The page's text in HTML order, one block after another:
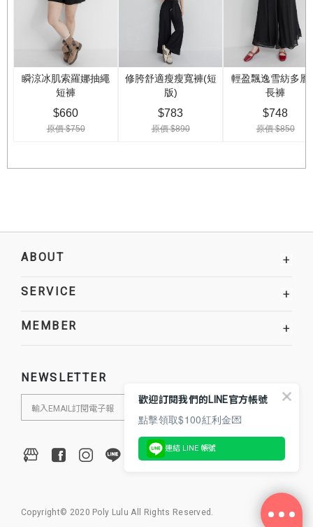
ABOUT +
SERVICE +
MEMBER +
NEWSLETTER
Copyright© 2020 Poly Lulu All Rights Reserved.
歡迎訂閱我們的LINE官方帳號
點擊領取$100紅利金💌
連結 LINE 帳號